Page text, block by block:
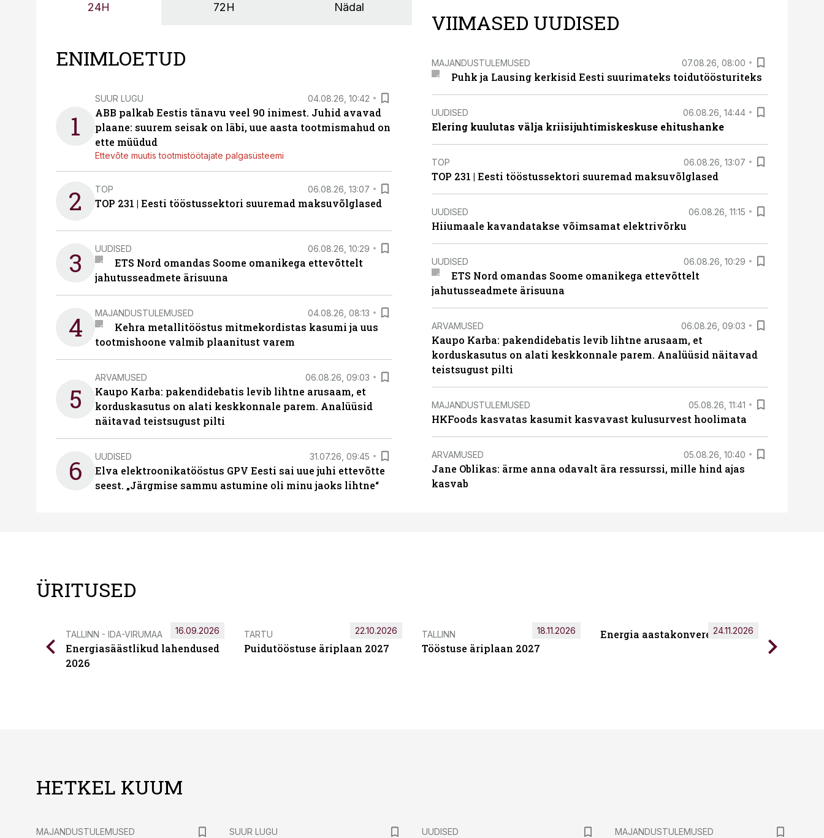
24H 72H Nädal
ENIMLOETUD
1
SUUR LUGU 04.08.26, 10:42
ABB palkab Eestis tänavu veel 90 inimest. Juhid avavad
plaane: suurem seisak on läbi, uue aasta tootmismahud on
ette müüdud
Ettevõte muutis tootmistöötajate palgasüsteemi
2 TOP 06.08.26, 13:07
TOP 231 | Eesti tööstussektori suuremad maksuvõlglased
3 UUDISED 06.08.26, 10:29
ETS Nord omandas Soome omanikega ettevõttelt
jahutusseadmete ärisuuna
4 MAJANDUSTULEMUSED 04.08.26, 08:13
Kehra metallitööstus mitmekordistas kasumi ja uus
tootmishoone valmib plaanitust varem
5
ARVAMUSED 06.08.26, 09:03
Kaupo Karba: pakendidebatis levib lihtne arusaam, et
korduskasutus on alati keskkonnale parem. Analüüsid
näitavad teistsugust pilti
6 UUDISED 31.07.26, 09:45
Elva elektroonikatööstus GPV Eesti sai uue juhi ettevõtte
seest. „Järgmise sammu astumine oli minu jaoks lihtne“
VIIMASED UUDISED
MAJANDUSTULEMUSED 07.08.26, 08:00
Puhk ja Lausing kerkisid Eesti suurimateks toidutöösturiteks
UUDISED 06.08.26, 14:44
Elering kuulutas välja kriisijuhtimiskeskuse ehitushanke
TOP 06.08.26, 13:07
TOP 231 | Eesti tööstussektori suuremad maksuvõlglased
UUDISED 06.08.26, 11:15
Hiiumaale kavandatakse võimsamat elektrivõrku
UUDISED 06.08.26, 10:29
ETS Nord omandas Soome omanikega ettevõttelt
jahutusseadmete ärisuuna
ARVAMUSED 06.08.26, 09:03
Kaupo Karba: pakendidebatis levib lihtne arusaam, et
korduskasutus on alati keskkonnale parem. Analüüsid näitavad
teistsugust pilti
MAJANDUSTULEMUSED 05.08.26, 11:41
HKFoods kasvatas kasumit kasvavast kulusurvest hoolimata
ARVAMUSED 05.08.26, 10:40
Jane Oblikas: ärme anna odavalt ära ressurssi, mille hind ajas
kasvab
ÜRITUSED
TALLINN - IDA-VIRUMAA
Energiasäästlikud lahendused
2026
16.09.2026 TARTU
Puidutööstuse äriplaan 2027
22.10.2026 TALLINN
Tööstuse äriplaan 2027
18.11.2026 Energia aastakonverents 2026
24.11.2026
HETKEL KUUM
MAJANDUSTULEMUSED SUUR LUGU UUDISED MAJANDUSTULEMUSED